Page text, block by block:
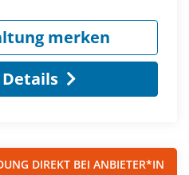
merken
DIREKT BEI ANBIETER*IN